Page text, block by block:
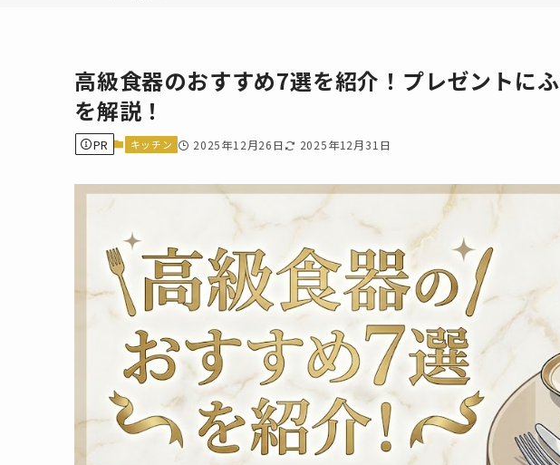
高級食器のおすすめ7選を紹介！プレゼントに
を解説！
PR キッチン 2025年12月26日 2025年12月31日